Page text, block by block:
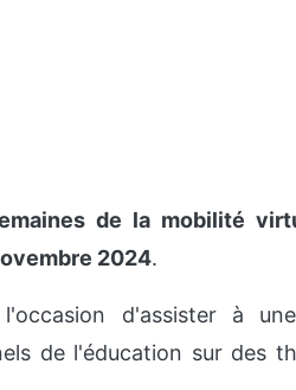
de la mobilité
2024.
d'assister à
de l'éducation sur des